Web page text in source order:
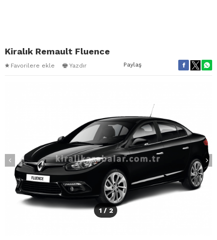
Kiralık Remault Fluence
Favorilere ekle Yazdır Paylaş
1 / 2